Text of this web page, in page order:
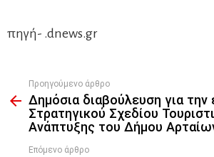
πηγή- .dnews.gr
more
Προηγούμενο άρθρο
Δημόσια διαβούλευση για την
Στρατηγικού Σχεδίου
Ανάπτυξης του Δήμου
Επόμενο άρθρο